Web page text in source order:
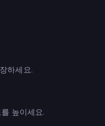
하세요.
높이세요.